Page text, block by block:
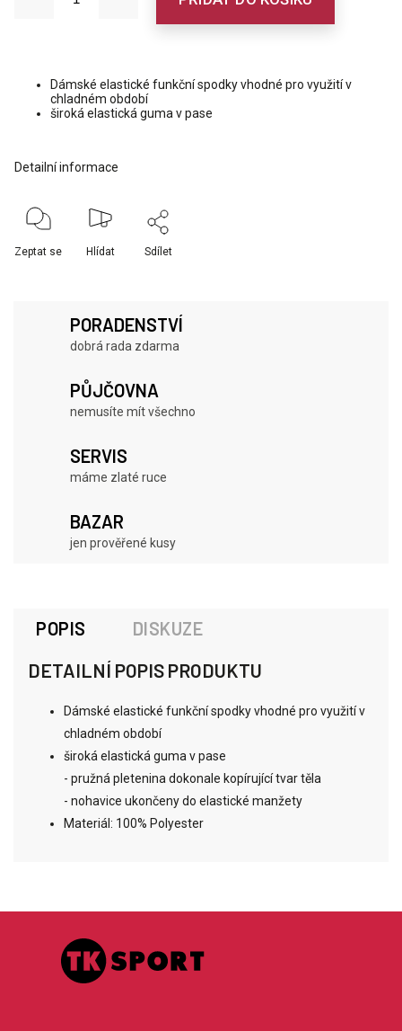
Dámské elastické funkční spodky vhodné pro využití v
chladném období
široká elastická guma v pase
Detailní informace
Zeptat se Hlídat Sdílet
PORADENSTVÍ
dobrá rada zdarma
PŮJČOVNA
nemusíte mít všechno
SERVIS
máme zlaté ruce
BAZAR
jen prověřené kusy
POPIS DISKUZE
DETAILNÍ POPIS PRODUKTU
Dámské elastické funkční spodky vhodné pro využití v
chladném období
široká elastická guma v pase
- pružná pletenina dokonale kopírující tvar těla
- nohavice ukončeny do elastické manžety
Materiál: 100% Polyester